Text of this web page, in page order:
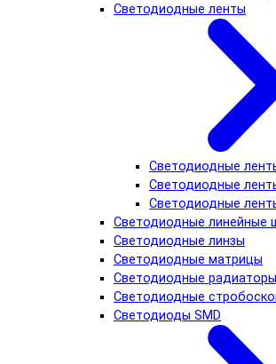
Светодиодные ленты
Светодиодные
Светодиодные
Светодиодные
Светодиодные линейные
Светодиодные линзы
Светодиодные матрицы
Светодиодные радиаторы
Светодиодные
Светодиоды SMD